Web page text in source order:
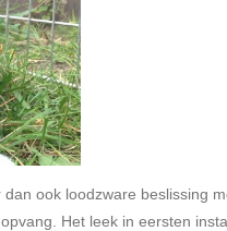
ook loodzware beslissing
Het leek in eersten